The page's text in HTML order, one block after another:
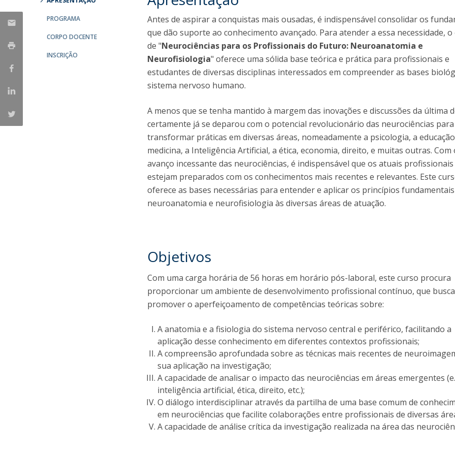
PROGRAMA
CORPO DOCENTE
INSCRIÇÃO
Antes de aspirar a conquistas mais ousadas, é indispensável consolidar os
que dão suporte ao conhecimento avançado. Para atender a essa necessidade,
de "Neurociências para os Profissionais do Futuro: Neuroanatomia e
Neurofisiologia" oferece uma sólida base teórica e prática para profissionais e
estudantes de diversas disciplinas interessados em compreender as bases
sistema nervoso humano.
A menos que se tenha mantido à margem das inovações e discussões da última
certamente já se deparou com o potencial revolucionário das neurociências para
transformar práticas em diversas áreas, nomeadamente a psicologia, a
medicina, a Inteligência Artificial, a ética, economia, direito, e muitas outras. Com
avanço incessante das neurociências, é indispensável que os atuais profissionais
estejam preparados com os conhecimentos mais recentes e relevantes. Este
oferece as bases necessárias para entender e aplicar os princípios
neuroanatomia e neurofisiologia às diversas áreas de atuação.
Objetivos
Com uma carga horária de 56 horas em horário pós-laboral, este curso procura
proporcionar um ambiente de desenvolvimento profissional contínuo, que busca
promover o aperfeiçoamento de competências teóricas sobre:
A anatomia e a fisiologia do sistema nervoso central e periférico, facilitando a
aplicação desse conhecimento em diferentes contextos profissionais;
A compreensão aprofundada sobre as técnicas mais recentes de
sua aplicação na investigação;
A capacidade de analisar o impacto das neurociências em áreas emergentes
inteligência artificial, ética, direito, etc.);
O diálogo interdisciplinar através da partilha de uma base comum de
em neurociências que facilite colaborações entre profissionais de diversas
A capacidade de análise crítica da investigação realizada na área das